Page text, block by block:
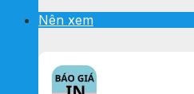
Nên xem